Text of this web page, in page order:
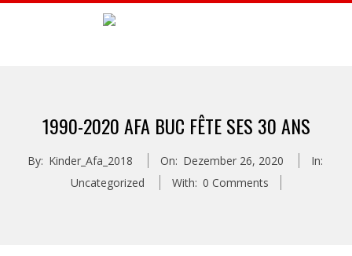
A
1990-2020 AFA BUC FÊTE SES 30 ANS
By: Kinder_Afa_2018 On: Dezember 26, 2020
In:
Uncategorized
With: 0 Comments